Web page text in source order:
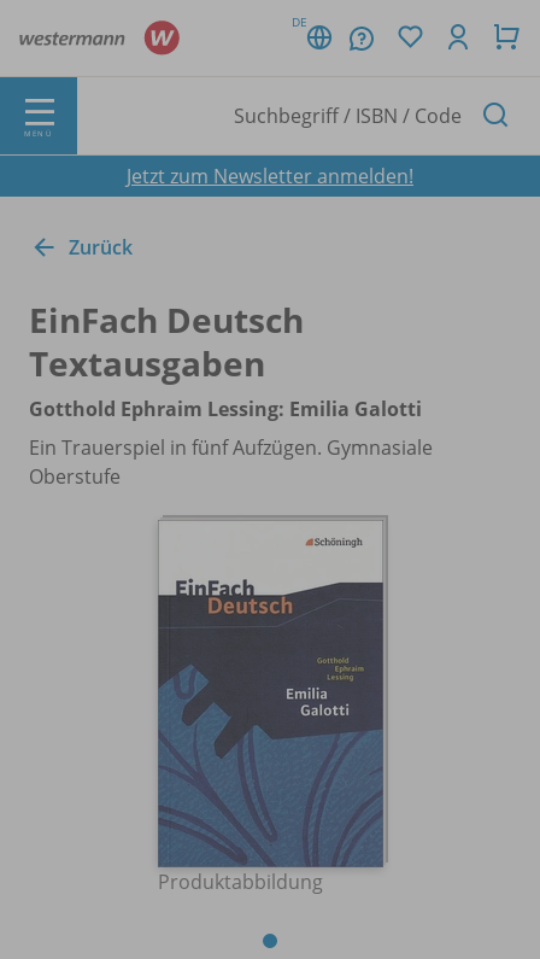
DE
MENÜ
Jetzt zum Newsletter anmelden!
Zurück
EinFach Deutsch
Textausgaben
Gotthold Ephraim Lessing: Emilia Galotti
Ein Trauerspiel in fünf Aufzügen. Gymnasiale
Oberstufe
Produktabbildung